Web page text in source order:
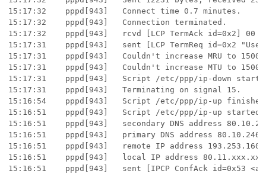
15:17:32	pppd[943]	Connect time 0.7 minutes.
15:17:32	pppd[943]	Connection terminated.
15:17:32	pppd[943]	rcvd [LCP TermAck id=0x2] 00 00 00 00 00 00 00 00 00 00 00 00 00 00 00 00 00 00 00 00 00 00 00 00 00 00 00 00 00 00 00 00 ...
15:17:31	pppd[943]	sent [LCP TermReq id=0x2 "User request"]
15:17:31	pppd[943]	Couldn't increase MRU to 1500
15:17:31	pppd[943]	Couldn't increase MTU to 1500
15:17:31	pppd[943]	Script /etc/ppp/ip-down started (pid 1080)
15:17:31	pppd[943]	Terminating on signal 15.
15:16:54	pppd[943]	Script /etc/ppp/ip-up finished (pid 946), status = 0x0
15:16:51	pppd[943]	Script /etc/ppp/ip-up started (pid 946)
15:16:51	pppd[943]	secondary DNS address 80.10.246.132
15:16:51	pppd[943]	primary DNS address 80.10.246.1
15:16:51	pppd[943]	remote IP address 193.253.160.3
15:16:51	pppd[943]	local IP address 80.11.xxx.xxx
15:16:51	pppd[943]	sent [IPCP ConfAck id=0x53 <addr 193.253.160.3>]